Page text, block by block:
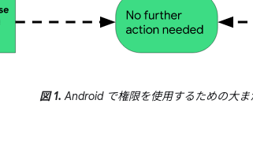
図 1. Android で権限を使用するための大ま